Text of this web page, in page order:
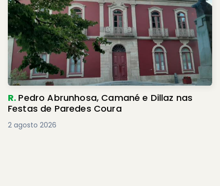
R. Pedro Abrunhosa, Camané e Dillaz nas
Festas de Paredes Coura
2 agosto 2026